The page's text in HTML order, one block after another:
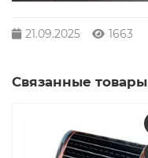
21.09.2025 1663
Связанные товары